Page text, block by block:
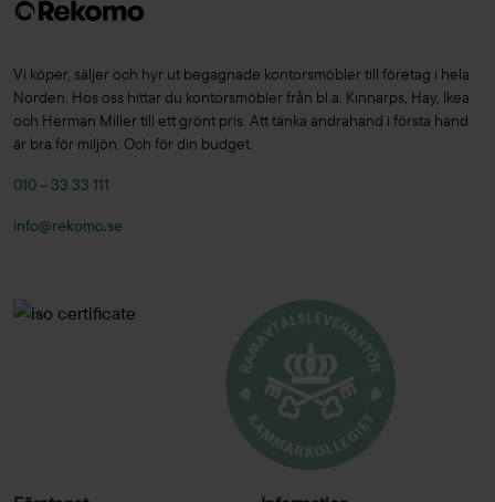
Vi köper, säljer och hyr ut begagnade kontorsmöbler till företag i hela
Norden. Hos oss hittar du kontorsmöbler från bl.a. Kinnarps, Hay, Ikea
och Herman Miller till ett grönt pris. Att tänka andrahand i första hand
är bra för miljön. Och för din budget.
010 – 33 33 111
info@rekomo.se